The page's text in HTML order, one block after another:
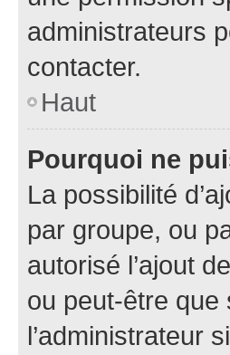
administrateurs
contacter.
Haut
Pourquoi ne
La possibilité
par groupe, ou
autorisé l’ajout
ou peut-être que
l’administrateur